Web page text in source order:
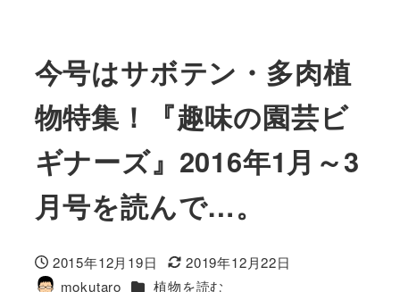
今号はサボテン・多肉植
物特集！『趣味の園芸ビ
ギナーズ』2016年1月～3
月号を読んで…。
投稿日
2015年12月19日
更新日
2019年12月22日
mokutaro カテゴリー
植物を読む